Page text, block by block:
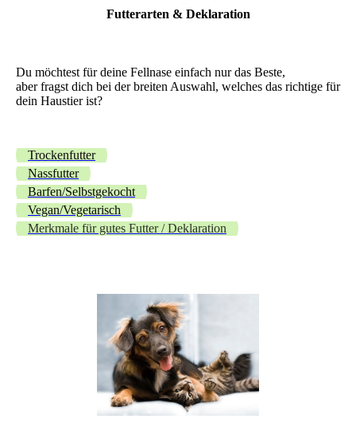
Futterarten & Deklaration
Du möchtest für deine Fellnase einfach nur das Beste,
aber fragst dich bei der breiten Auswahl, welches das richtige für
dein Haustier ist?
Trockenfutter
Nassfutter
Barfen/Selbstgekocht
Vegan/Vegetarisch
Merkmale für gutes Futter / Deklaration